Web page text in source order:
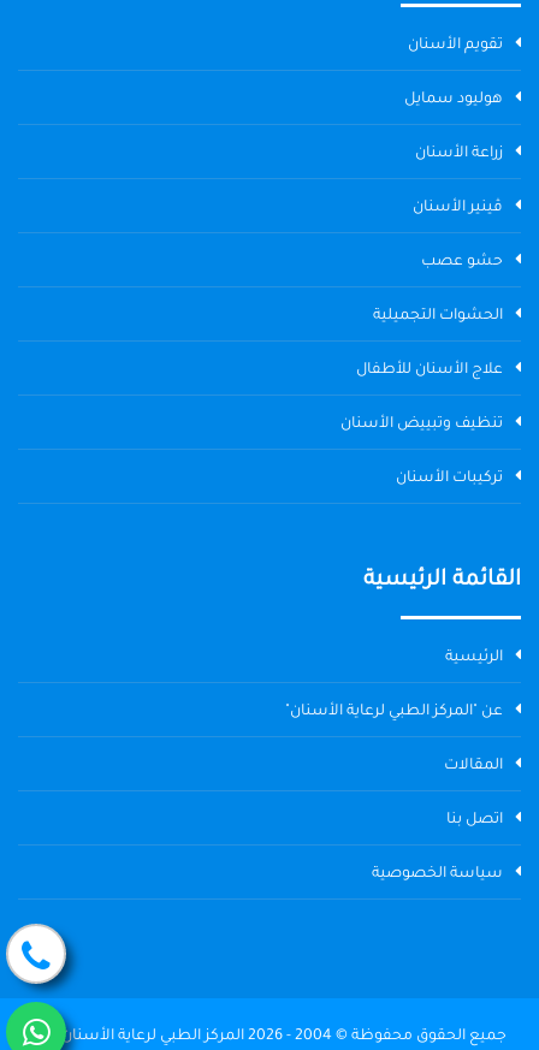
تقويم الأسنان
هوليود سمايل
زراعة الأسنان
ڤينير الأسنان
حشو عصب
الحشوات التجميلية
علاج الأسنان للأطفال
تنظيف وتبييض الأسنان
تركيبات الأسنان
القائمة الرئيسية
الرئيسية
عن "المركز الطبي لرعاية الأسنان"
المقالات
اتصل بنا
سياسة الخصوصية
جميع الحقوق محفوظة © 2004 - 2026 المركز الطبي لرعاية الأسنان The